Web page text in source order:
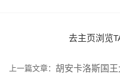
去主页浏览
上一篇文章： 胡安卡洛斯国